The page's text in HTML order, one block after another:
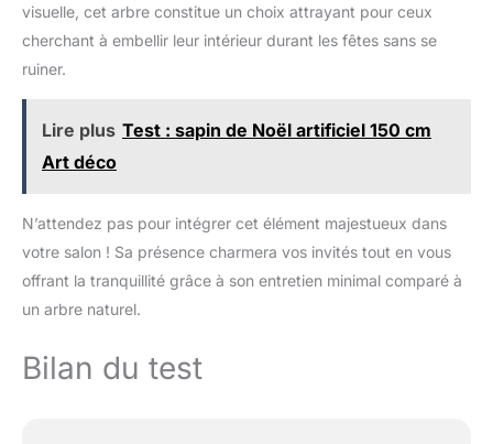
visuelle, cet arbre constitue un choix attrayant pour ceux
cherchant à embellir leur intérieur durant les fêtes sans se
ruiner.
Lire plus Test : sapin de Noël artificiel 150 cm
Art déco
N’attendez pas pour intégrer cet élément majestueux dans
votre salon ! Sa présence charmera vos invités tout en vous
offrant la tranquillité grâce à son entretien minimal comparé à
un arbre naturel.
Bilan du test